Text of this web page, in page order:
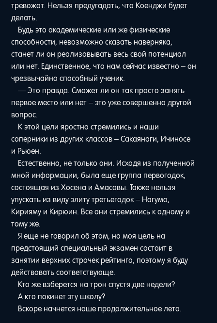
тревожат. Нельзя предугадать, что Коенджи будет
делать.
Будь это академические или же физические
способности, невозможно сказать наверняка,
станет ли он реализовывать весь свой потенциал
или нет. Единственное, что нам сейчас известно – он
чрезвычайно способный ученик.
— Это правда. Сможет ли он так просто занять
первое место или нет – это уже совершенно другой
вопрос.
К этой цели яростно стремились и наши
соперники из других классов – Сакаянаги, Ичиносе
и Рьюен.
Естественно, не только они. Исходя из полученной
мной информации, была еще группа первогодок,
состоящая из Хосена и Амасавы. Также нельзя
упускать из виду элиту третьегодок – Нагумо,
Кирияму и Кирюин. Все они стремились к одному и
тому же.
Я еще не говорил об этом, но моя цель на
предстоящий специальный экзамен состоит в
занятии верхних строчек рейтинга, поэтому я буду
действовать соответствующе.
Кто же взберется на трон спустя две недели?
А кто покинет эту школу?
Вскоре начнется наше продолжительное лето.